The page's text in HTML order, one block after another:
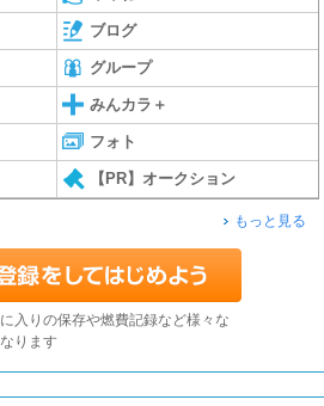
ブログ
グループ
みんカラ＋
フォト
【PR】オークション
もっと見る
入りの保存や燃費記録など様々な
ります